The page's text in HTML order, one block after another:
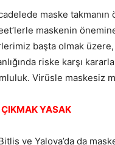
maske
maskenin
başta olmak
riske karşı
Virüsle maskesiz
YASAK
ve Yalova’da da